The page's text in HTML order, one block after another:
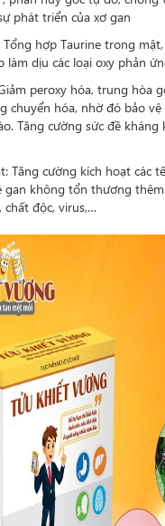
phát triển của xơ gan
hợp Taurine trong
làm dịu các loại oxy phản
peroxy hóa, trung hòa
chuyển hóa, nhờ đó bảo
Tăng cường sức đề kháng
Tăng cường kích hoạt các
gan không tổn thương
chất độc, virus,…